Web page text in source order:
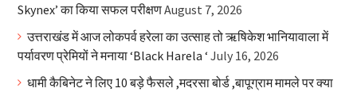
Skynex’ का किया सफल परीक्षणAugust 7, 2026
उत्तराखंड में आज लोकपर्व हरेला का उत्साह तो ऋषिकेश भानियावाला में
पर्यावरण प्रेमियों ने मनाया ‘Black Harela ‘ July 16, 2026
धामी कैबिनेट ने लिए 10 बड़े फैसले ,मदरसा बोर्ड ,बापूग्राम मामले पर क्या